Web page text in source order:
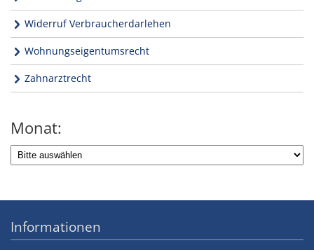
Widerruf Verbraucherdarlehen
Wohnungseigentumsrecht
Zahnarztrecht
Monat:
Informationen